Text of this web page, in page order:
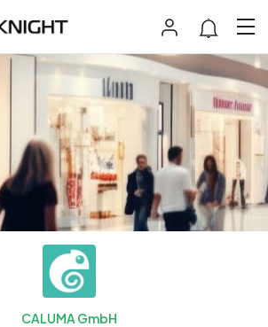
CALUMA GmbH